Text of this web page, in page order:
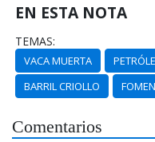
EN ESTA NOTA
TEMAS:
VACA MUERTA
BARRIL CRIOLLO
Comentarios